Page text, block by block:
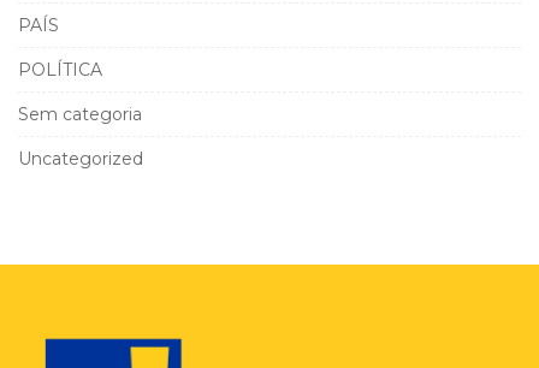
PAÍS
POLÍTICA
Sem categoria
Uncategorized